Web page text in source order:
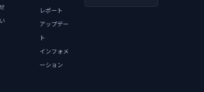
レポート
アップデー
ト
インフォメ
ーション